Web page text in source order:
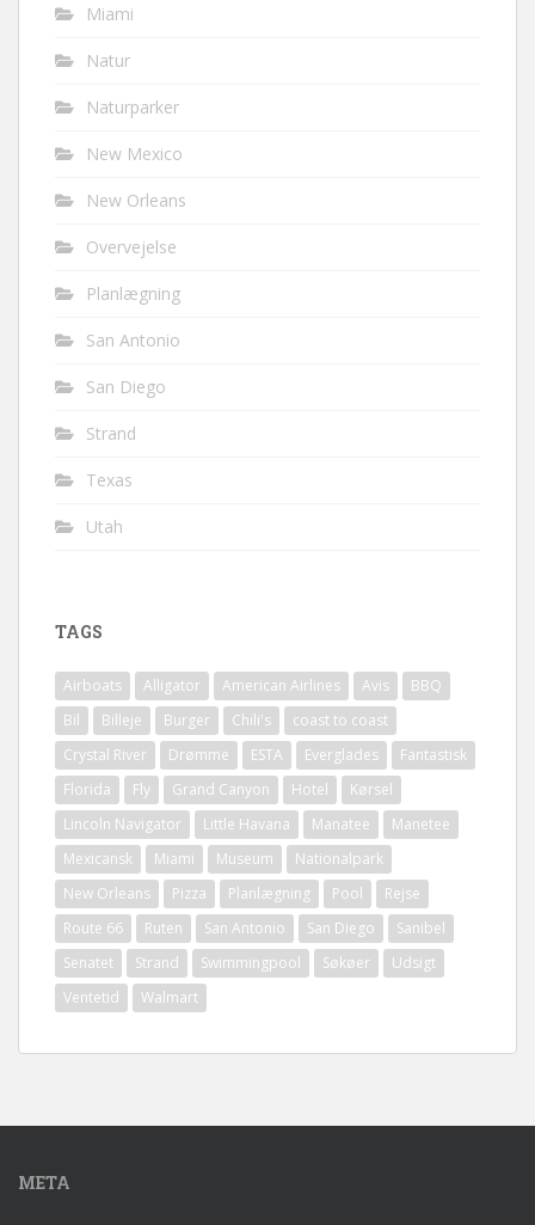
Miami
Natur
Naturparker
New Mexico
New Orleans
Overvejelse
Planlægning
San Antonio
San Diego
Strand
Texas
Utah
TAGS
Airboats Alligator American Airlines Avis
BBQ
Bil
Billeje Burger Chili's
coast to coast
Crystal River
Drømme ESTA Everglades
Fantastisk
Florida
Fly Grand Canyon Hotel
Kørsel
Lincoln Navigator
Little Havana Manatee
Manetee
Mexicansk
Miami Museum
Nationalpark
New Orleans
Pizza Planlægning Pool
Rejse
Route 66
Ruten San Antonio San Diego
Sanibel
Senatet
Strand Swimmingpool Søkøer
Udsigt
Ventetid
Walmart
META